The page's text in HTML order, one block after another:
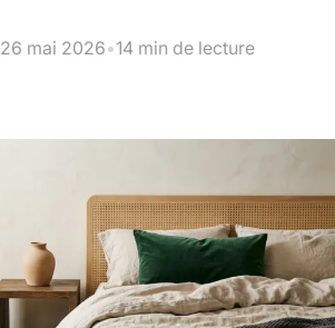
26 mai 2026•14 min de lecture